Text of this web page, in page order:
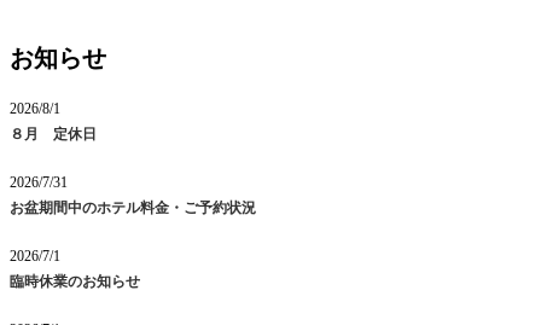
お知らせ
2026/8/1
８月 定休日
2026/7/31
お盆期間中のホテル料金・ご予約状況
2026/7/1
臨時休業のお知らせ